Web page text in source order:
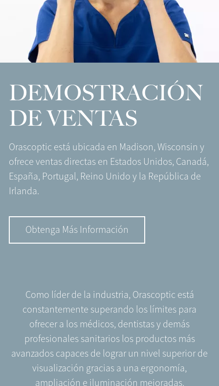
DEMOSTRACIÓN
DE VENTAS
Orascoptic está ubicada en Madison, Wisconsin y
ofrece ventas directas en Estados Unidos, Canadá,
España, Portugal, Reino Unido y la República de
Irlanda.
Obtenga Más Información
Como líder de la industria, Orascoptic está
constantemente superando los límites para
ofrecer a los médicos, dentistas y demás
profesionales sanitarios los productos más
avanzados capaces de lograr un nivel superior de
visualización gracias a una ergonomía,
ampliación e iluminación mejoradas.